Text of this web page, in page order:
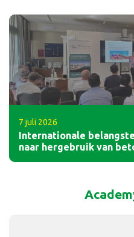
7 juli 2026
Internationale
naar hergebruik van